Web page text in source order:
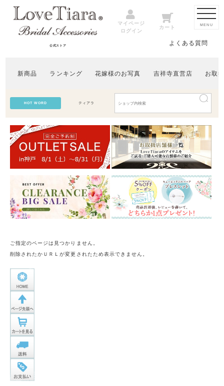
公式ストア
マイページ
ログイン
カート
よくある質問
新商品 ランキング 花嫁様のお写真 吉祥寺直営店 お取
HOT WORD ティアラ
MENU
ご指定のページは見つかりません。
削除されたかＵＲＬが変更されたため表示できません。